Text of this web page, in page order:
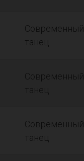
Современный
танец
Современный
танец
Современный
танец